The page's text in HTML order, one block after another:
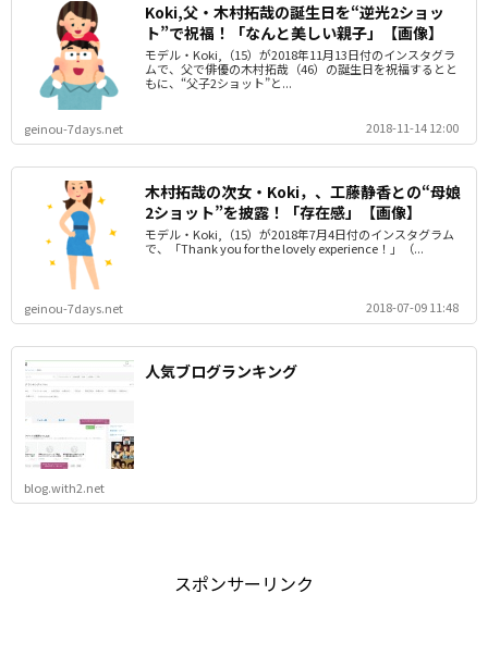
Koki,父・木村拓哉の誕生日を“逆光2ショッ
ト”で祝福！「なんと美しい親子」【画像】
モデル・Koki,（15）が2018年11月13日付のインスタグラ
ムで、父で俳優の木村拓哉（46）の誕生日を祝福するとと
もに、“父子2ショット”と...
geinou-7days.net 2018-11-14 12:00
木村拓哉の次女・Koki，、工藤静香との“母娘
2ショット”を披露！「存在感」【画像】
モデル・Koki,（15）が2018年7月4日付のインスタグラム
で、「Thank you for the lovely experience！」（...
geinou-7days.net 2018-07-09 11:48
人気ブログランキング
blog.with2.net
スポンサーリンク